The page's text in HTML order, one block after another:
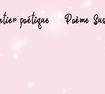
poétique Poème